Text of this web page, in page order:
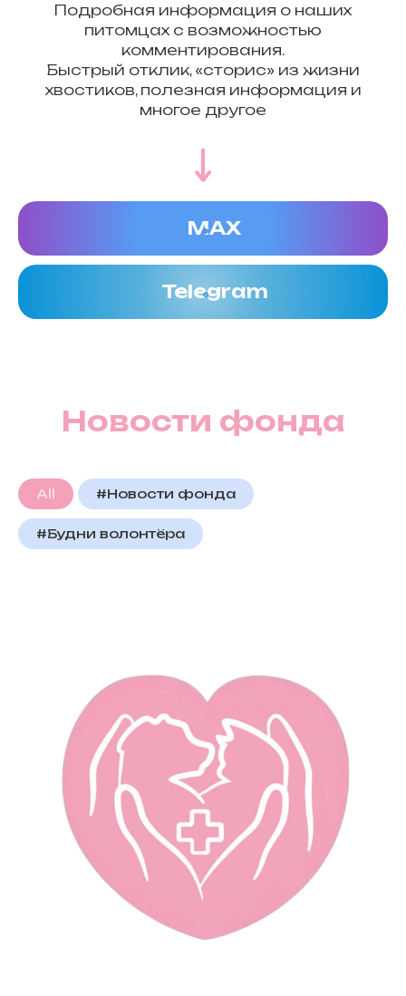
Подробная информация о наших
питомцах с возможностью
комментирования.
Быстрый отклик, «сторис» из жизни
хвостиков, полезная информация и
многое другое
МАХ
Telegram
Новости фонда
All #Новости фонда
#Будни волонтёра